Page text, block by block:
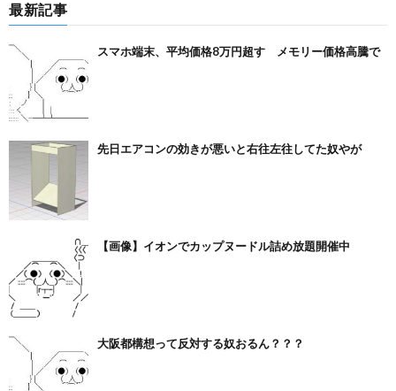
最新記事
スマホ端末、平均価格8万円超す メモリー価格高騰で
先日エアコンの効きが悪いと右往左往してた奴やが
【画像】イオンでカップヌードル詰め放題開催中
大阪都構想って反対する奴おるん？？？